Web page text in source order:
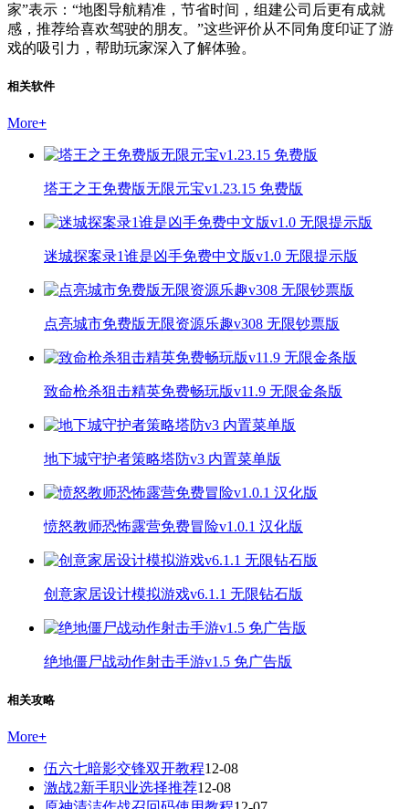
家”表示：“地图导航精准，节省时间，组建公司后更有成就
感，推荐给喜欢驾驶的朋友。”这些评价从不同角度印证了游
戏的吸引力，帮助玩家深入了解体验。
相关软件
More+
塔王之王免费版无限元宝v1.23.15 免费版
迷城探案录1谁是凶手免费中文版v1.0 无限提示版
点亮城市免费版无限资源乐趣v308 无限钞票版
致命枪杀狙击精英免费畅玩版v11.9 无限金条版
地下城守护者策略塔防v3 内置菜单版
愤怒教师恐怖露营免费冒险v1.0.1 汉化版
创意家居设计模拟游戏v6.1.1 无限钻石版
绝地僵尸战动作射击手游v1.5 免广告版
相关攻略
More+
伍六七暗影交锋双开教程12-08
激战2新手职业选择推荐12-08